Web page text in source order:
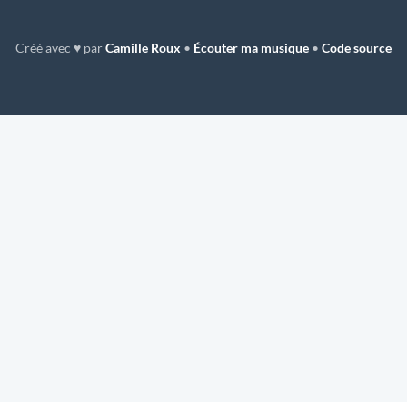
Créé avec ♥ parCamille Roux • Écouter ma musique • Code source